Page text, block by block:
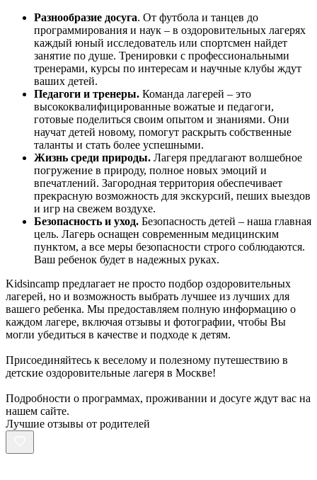
Разнообразие досуга. От футбола и танцев до
программирования и наук – в оздоровительных лагерях
каждый юный исследователь или спортсмен найдет
занятие по душе. Тренировки с профессиональными
тренерами, курсы по интересам и научные клубы ждут
ваших детей.
Педагоги и тренеры. Команда лагерей – это
высококвалифицированные вожатые и педагоги,
готовые поделиться своим опытом и знаниями. Они
научат детей новому, помогут раскрыть собственные
таланты и стать более успешными.
Жизнь среди природы. Лагеря предлагают волшебное
погружение в природу, полное новых эмоций и
впечатлений. Загородная территория обеспечивает
прекрасную возможность для экскурсий, пеших выездов
и игр на свежем воздухе.
Безопасность и уход. Безопасность детей – наша главная
цель. Лагерь оснащен современным медицинским
пунктом, а все меры безопасности строго соблюдаются.
Ваш ребенок будет в надежных руках.
Kidsincamp предлагает не просто подбор оздоровительных
лагерей, но и возможность выбрать лучшее из лучших для
вашего ребенка. Мы предоставляем полную информацию о
каждом лагере, включая отзывы и фотографии, чтобы Вы
могли убедиться в качестве и подходе к детям.
Присоединяйтесь к веселому и полезному путешествию в
детские оздоровительные лагеря в Москве!
Подробности о программах, проживании и досуге ждут вас на
нашем сайте.
Лучшие отзывы от родителей